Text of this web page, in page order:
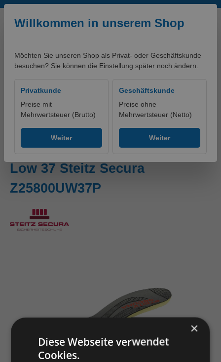
Zum Hauptinhalt springen
Willkommen in unserem Shop
Möchten Sie unseren Shop als Privat- oder Geschäftskunde
besuchen? Sie können die Einstellung später noch ändern.
Privatkunde
Preise mit
Mehrwertsteuer (Brutto)
Weiter
Geschäftskunde
Preise ohne
Mehrwertsteuer (Netto)
Weiter
Einlage ORTHO-SOFT ESD
Low 37 Steitz Secura
Z25800UW37P
×
Diese Webseite verwendet
Cookies.